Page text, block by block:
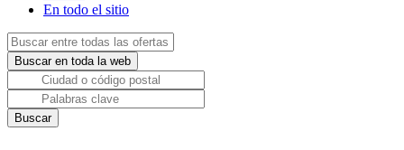
En todo el sitio